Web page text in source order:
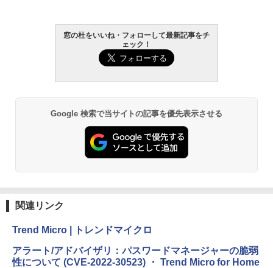
窓の杜をいいね・フォローして最新記事をチ
ェック！
Google 検索で当サイトの記事を優先表示させる
関連リンク
Trend Micro | トレンドマイクロ
アラート/アドバイザリ：パスワードマネージャーの脆弱
性について (CVE-2022-30523) ・ Trend Micro for Home